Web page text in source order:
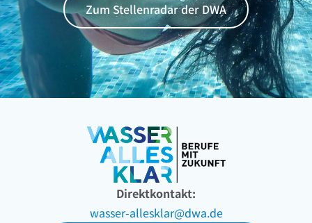
Zum Stellenradar der DWA
Direktkontakt:
wasser-allesklar@dwa.de